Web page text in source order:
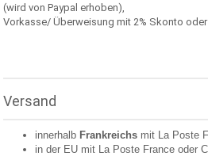
(wird von Paypal erhoben),
Vorkasse/ Überweisung mit 2% Skonto oder
Versand
innerhalb Frankreichs mit La Poste
in der EU mit La Poste France oder